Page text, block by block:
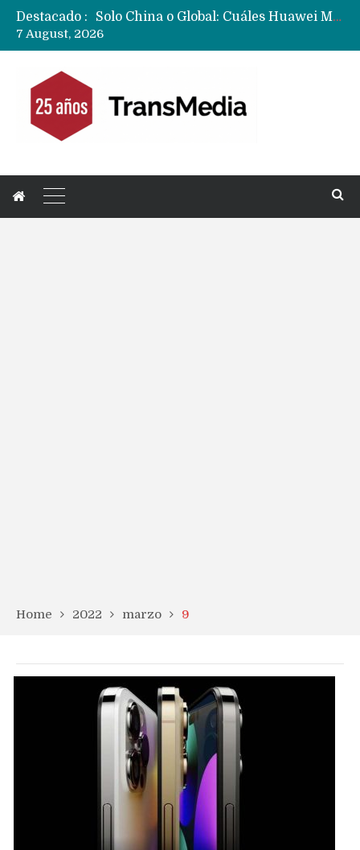
Destacado :
Data Centers de Huawei en Chile, México, Brasil,Perú y Argentina podrían verse afectados por arremetida de EE.UU
7 August, 2026
Home 2022 marzo 9